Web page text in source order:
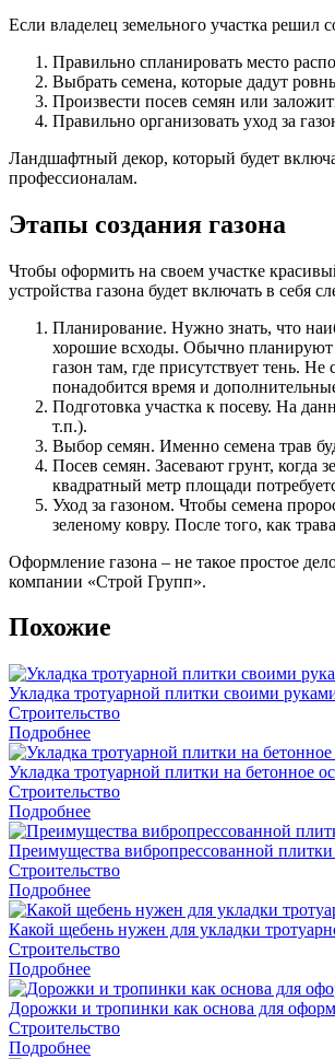
Если владелец земельного участка решил
Правильно спланировать место
Выбрать семена, которые дадут
Произвести посев семян или
Правильно организовать уход за
Ландшафтный декор, который будет
профессионалам.
Этапы создания газона
Чтобы оформить на своем участке
устройства газона будет включать в себя
Планирование. Нужно знать, что
хорошие всходы. Обычно планируют
газон там, где присутствует тень.
понадобится время и
Подготовка участка к посеву. На
т.п.).
Выбор семян. Именно семена трав
Посев семян. Засевают грунт, когда
квадратный метр площади
Уход за газоном. Чтобы семена
зеленому ковру. После того, как
Оформление газона – не такое простое
компании «Строй Групп».
Похожие
Укладка тротуарной плитки своими
Строительство
Подробнее
Укладка тротуарной плитки на бетонное
Строительство
Подробнее
Преимущества вибропрессованной
Строительство
Подробнее
Какой щебень нужен для укладки
Строительство
Подробнее
Дорожки и тропинки как основа для
Строительство
Подробнее